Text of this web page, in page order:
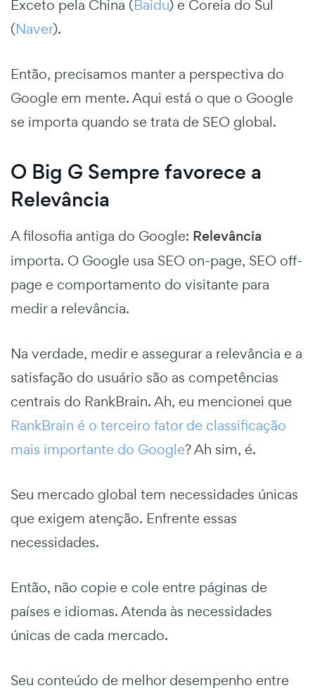
Exceto pela China (Baidu) e Coreia do Sul
(Naver).
Então, precisamos manter a perspectiva do
Google em mente. Aqui está o que o Google
se importa quando se trata de SEO global.
O Big G Sempre favorece a
Relevância
A filosofia antiga do Google: Relevância
importa. O Google usa SEO on-page, SEO off-
page e comportamento do visitante para
medir a relevância.
Na verdade, medir e assegurar a relevância e a
satisfação do usuário são as competências
centrais do RankBrain. Ah, eu mencionei que
RankBrain é o terceiro fator de classificação
mais importante do Google? Ah sim, é.
Seu mercado global tem necessidades únicas
que exigem atenção. Enfrente essas
necessidades.
Então, não copie e cole entre páginas de
países e idiomas. Atenda às necessidades
únicas de cada mercado.
Seu conteúdo de melhor desempenho entre